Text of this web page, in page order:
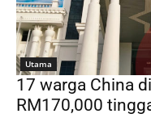
Utama
17 warga China
RM170,000